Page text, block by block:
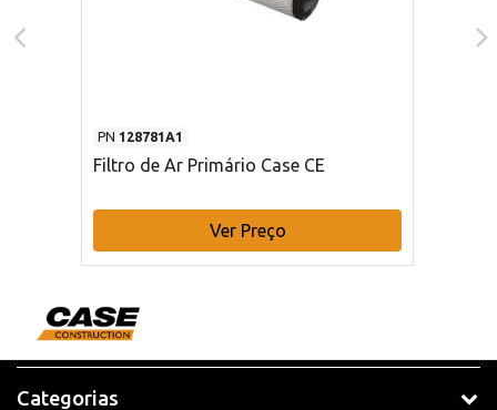
PN 128781A1
Filtro de Ar Primário Case CE
Ver Preço
Categorias